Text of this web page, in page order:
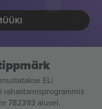
ELi
782393 alusel.